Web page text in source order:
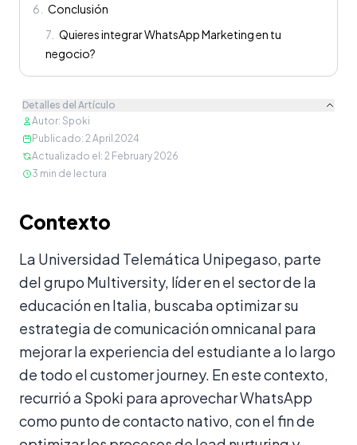
6
Conclusión
7 Quieres integrar WhatsApp Marketing en tu
negocio?
Detalles del Artículo
Autor: Spoki
Publicado: 2 April 2024
Actualizado el : 2 February 2026
3 min de lectura
Contexto
La Universidad Telemática Unipegaso, parte
del grupo Multiversity, líder en el sector de la
educación en Italia, buscaba optimizar su
estrategia de comunicación omnicanal para
mejorar la experiencia del estudiante a lo largo
de todo el customer journey. En este contexto,
recurrió a Spoki para aprovechar WhatsApp
como punto de contacto nativo, con el fin de